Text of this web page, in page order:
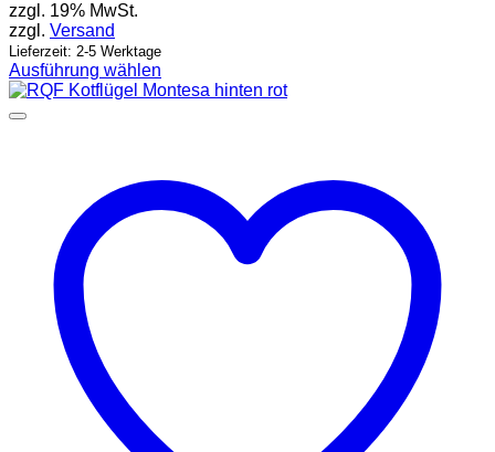
zzgl. 19% MwSt.
zzgl. Versand
Lieferzeit: 2-5 Werktage
Ausführung wählen
Dieses
Produkt
Optionen
können
Produktseite
gewählt
werden